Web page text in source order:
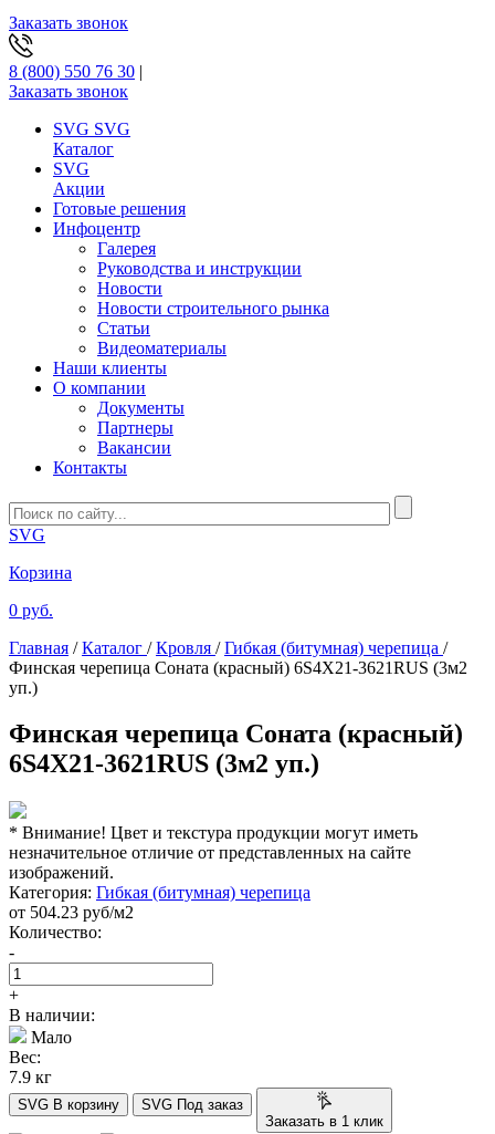
Заказать звонок
8 (800) 550 76 30 |
Заказать звонок
SVG SVG
Каталог
SVG
Акции
Готовые решения
Инфоцентр
Галерея
Руководства и инструкции
Новости
Новости строительного рынка
Статьи
Видеоматериалы
Наши клиенты
О компании
Документы
Партнеры
Вакансии
Контакты
SVG
Корзина
0 руб.
Главная / Каталог / Кровля / Гибкая (битумная) черепица /
Финская черепица Соната (красный) 6S4X21-3621RUS (3м2
уп.)
Финская черепица Соната (красный)
6S4X21-3621RUS (3м2 уп.)
* Внимание! Цвет и текстура продукции могут иметь
незначительное отличие от представленных на сайте
изображений.
Категория: Гибкая (битумная) черепица
от 504.23 руб/м2
Количество:
-
+
В наличии:
Мало
Вес:
7.9 кг
SVG В корзину SVG Под заказ
Заказать в 1 клик